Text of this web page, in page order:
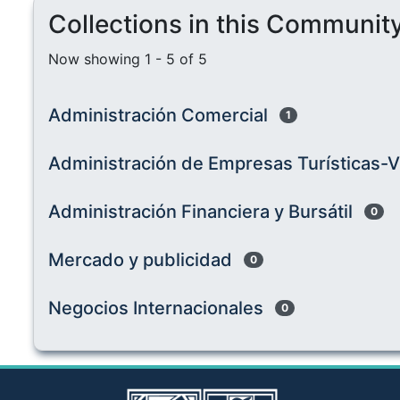
Collections in this
Now showing 1 - 5 of 5
Administración Comercial 1
Administración de Empresas Turísticas-
Administración Financiera y Bursátil 0
Mercado y publicidad 0
Negocios Internacionales 0